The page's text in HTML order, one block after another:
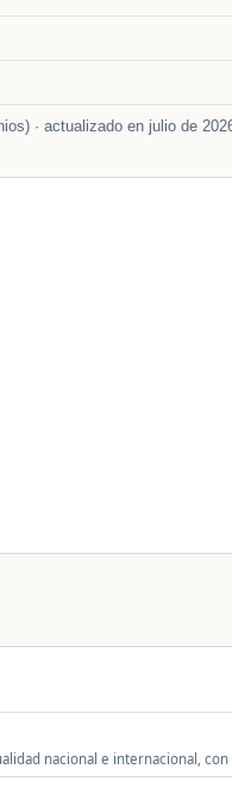
· actualizado en julio de
nacional e internacional,